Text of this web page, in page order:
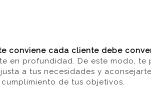
conviene cada cliente debe
en profundidad De este modo, te
a tus necesidades y
de tus objetivos.